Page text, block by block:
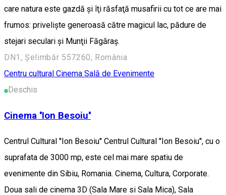
care natura este gazdă şi îţi răsfaţă musafirii cu tot ce are mai
frumos: privelişte generoasă către magicul lac, pădure de
stejari seculari şi Munţii Făgăraş.
DN1, Șelimbăr 557260, România
Centru cultural Cinema Sală de Evenimente
Deschis
Cinema ''Ion Besoiu''
Centrul Cultural ''Ion Besoiu'' Centrul Cultural ''Ion Besoiu'', cu o
suprafata de 3000 mp, este cel mai mare spatiu de
evenimente din Sibiu, Romania. Cinema, Cultura, Corporate.
Doua sali de cinema 3D (Sala Mare si Sala Mica), Sala